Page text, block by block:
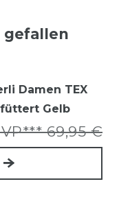
gefallen
Damen TEX
Gelb
69,95 €